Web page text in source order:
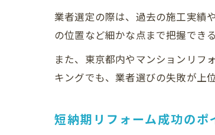
業者選定の際は、過去の施工実績
の位置など細かな点まで把握でき
また、東京都内やマンションリフ
キングでも、業者選びの失敗が上
短納期リフォーム成功のポ